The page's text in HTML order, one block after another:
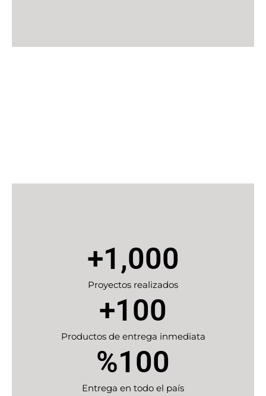
Proyectos realizados
+1,000
Productos de entrega inmediata
+100
Entrega en todo el país
%100